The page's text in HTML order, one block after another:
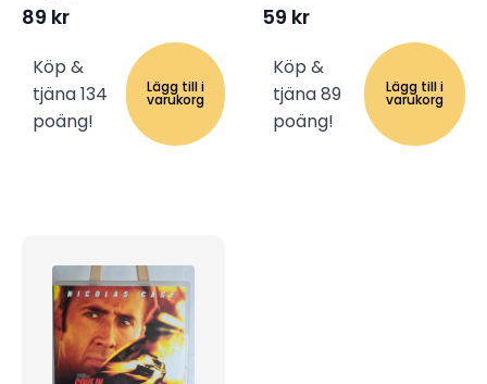
89 kr
Köp &
tjäna 134
poäng!
Lägg till i
varukorg
59 kr
Köp &
tjäna 89
poäng!
Lägg till i
varukorg